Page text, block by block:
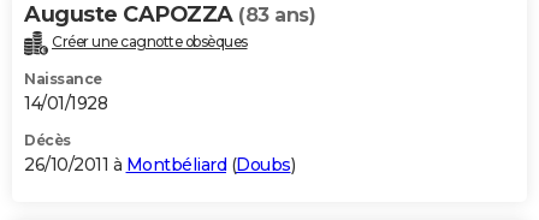
Auguste CAPOZZA (83 ans)
Créer une cagnotte obsèques
Naissance
14/01/1928
Décès
26/10/2011 à Montbéliard (Doubs)